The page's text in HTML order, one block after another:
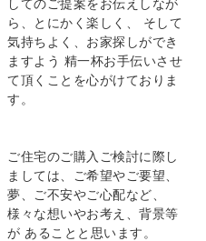
してのご提案をお伝えしなが
ら、とにかく楽しく、 そして
気持ちよく、お家探しができ
ますよう 精一杯お手伝いさせ
て頂くことを心がけておりま
す。
ご住宅のご購入ご検討に際し
ましては、ご希望やご要望、
夢、ご不安やご心配など、
様々な想いやお考え、背景等
が あることと思います。